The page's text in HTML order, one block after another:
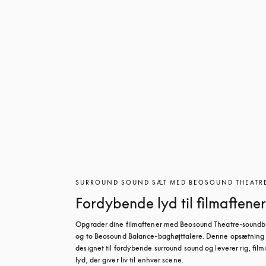
SURROUND SOUND SÆT MED BEOSOUND THEATRE
Fordybende lyd til
Opgrader dine filmaftener med Beosound Theatre-
og to Beosound Balance-baghøjttalere. Denne opsætning
designet til fordybende surround sound og leverer rig,
lyd, der giver liv til enhver scene.